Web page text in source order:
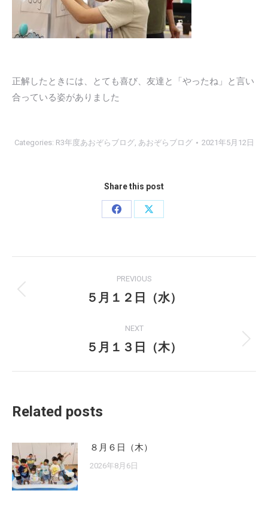
正解したときには、とても喜び、友達と「やったね」と言い
合っている姿がありました
Categories: R3年度あおぞらブログ, あおぞらブログ 2021年5月12日
Share this post
Share
Share
navigation
PREVIOUS
Previous
５月１２日（水）
NEXT
Next
５月１３日（木）
Related posts
８月６日（木）
2026年8月6日